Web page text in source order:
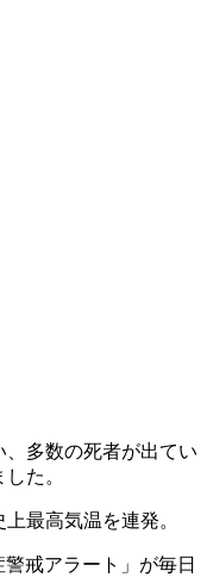
多数の死者が出てい
た。
最高気温を連発。
戒アラート」が毎日